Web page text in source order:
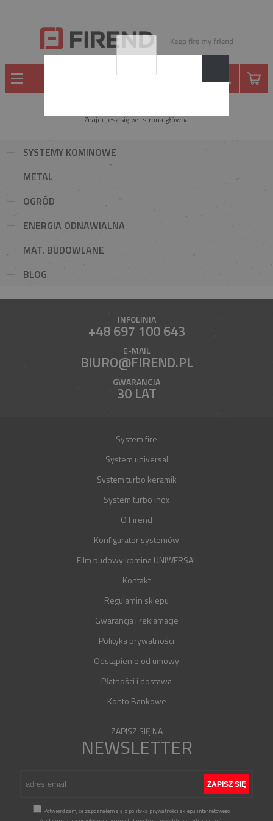
Znajdujesz się w: strona główna
SYSTEMY KOMINOWE
METAL
OGRÓD
ENERGIA ODNAWIALNA
MAT. BUDOWLANE
BLOG
INFOLINIA
+48 697 100 643
E-MAIL
BIURO@FIREND.PL
GWARANCJA
30 LAT
System fire
System universal
System turbo keramik
System turbo inox
O Firend
Konfigurator systemów
Film budowy komina UNIWERSAL
Kontakt
Regulamin sklepu
Gwarancja i reklamacje
Polityka prywatności
Odstąpienie od umowy
Płatności i dostawa
Konto Bankowe
ZAPISZ SIĘ NA
NEWSLETTER
Potwierdzam, że zapoznałem się z polityką prywatności sklepu internetowego.